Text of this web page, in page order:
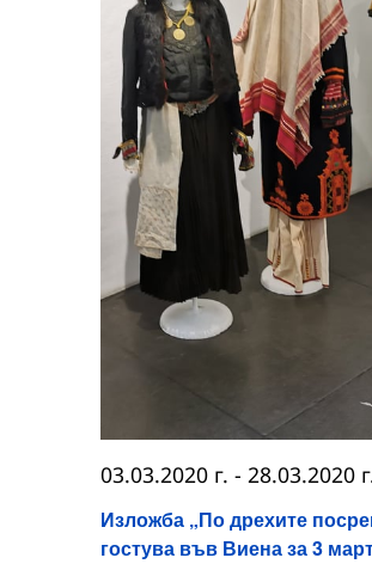
Изложба „По дрехите
гостува във Виена за 3
03.03.2020 г. - 28.03.2020